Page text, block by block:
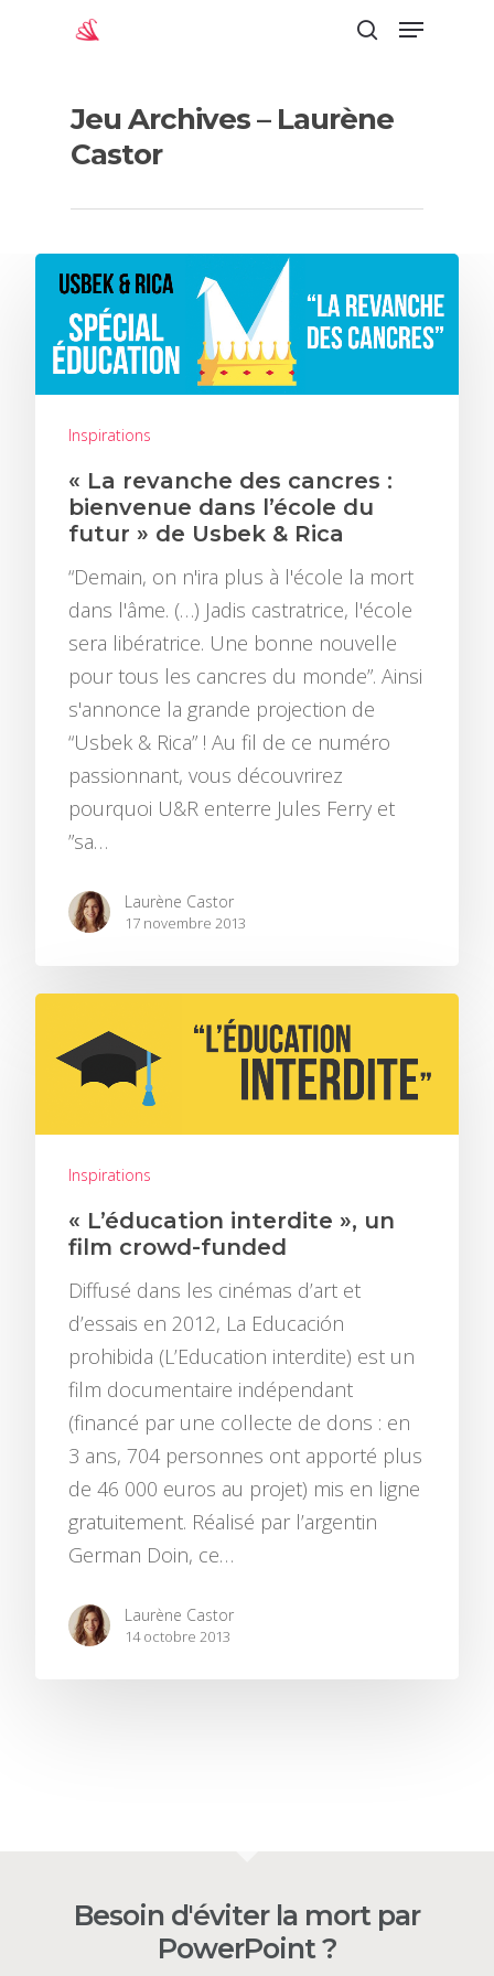
Appuyez sur "Entrée" pour lancer la
recherche
Jeu Archives – Laurène
Castor
Inspirations
« La revanche des cancres :
bienvenue dans l’école du
futur » de Usbek & Rica
“Demain, on n'ira plus à l'école la mort
dans l'âme. (…) Jadis castratrice, l'école
sera libératrice. Une bonne nouvelle
pour tous les cancres du monde”. Ainsi
s'annonce la grande projection de
“Usbek & Rica” ! Au fil de ce numéro
passionnant, vous découvrirez
pourquoi U&R enterre Jules Ferry et
”sa…
Laurène Castor
17 novembre 2013
Inspirations
« L’éducation interdite », un
film crowd-funded
Diffusé dans les cinémas d’art et
d’essais en 2012, La Educación
prohibida (L’Education interdite) est un
film documentaire indépendant
(financé par une collecte de dons : en
3 ans, 704 personnes ont apporté plus
de 46 000 euros au projet) mis en ligne
gratuitement. Réalisé par l’argentin
German Doin, ce…
Laurène Castor
14 octobre 2013
Besoin d'éviter la mort par
PowerPoint ?
ACCUEIL
BLOG
CHRONIQUES
INSPIRATIONS
HISTOIRE
PORTFOLIO
CONTACT